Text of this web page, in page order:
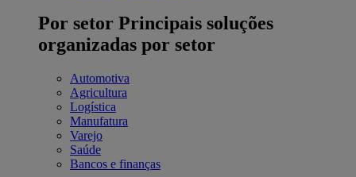
Por setor Principais soluções
organizadas por setor
Automotiva
Agricultura
Logística
Manufatura
Varejo
Saúde
Bancos e finanças